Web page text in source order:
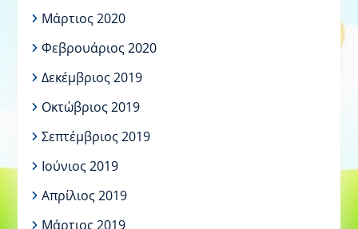
Μάρτιος 2020
Φεβρουάριος 2020
Δεκέμβριος 2019
Οκτώβριος 2019
Σεπτέμβριος 2019
Ιούνιος 2019
Απρίλιος 2019
Μάρτιος 2019